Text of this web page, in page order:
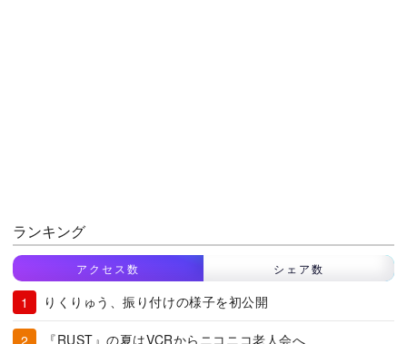
ランキング
アクセス数 シェア数
りくりゅう、振り付けの様子を初公開
『RUST』の夏はVCRからニコニコ老人会へ